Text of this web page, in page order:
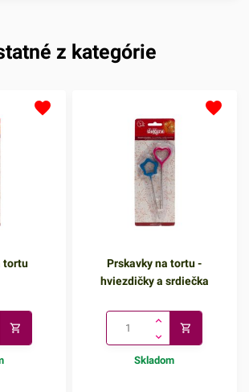
z kategórie
tortu
Prskavky na tortu -
hviezdičky a srdiečka
Skladom